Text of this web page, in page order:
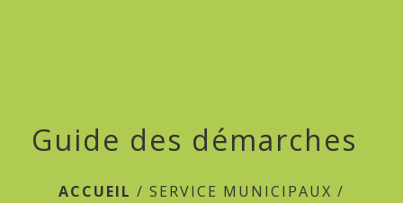
Guide des démarches
ACCUEIL / SERVICE MUNICIPAUX /